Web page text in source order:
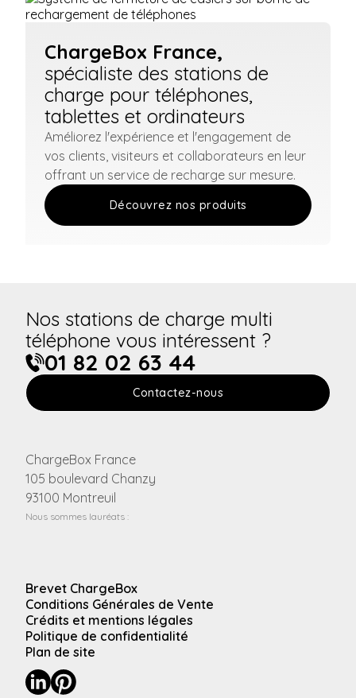
ChargeBox France,
spécialiste des stations de
charge pour téléphones,
tablettes et ordinateurs
Améliorez l'expérience et l'engagement de
vos clients, visiteurs et collaborateurs en leur
offrant un service de recharge sur mesure.
Découvrez nos produits
Nos stations de charge multi
téléphone vous intéressent ?
01 82 02 63 44
Contactez-nous
ChargeBox France
105 boulevard Chanzy
93100 Montreuil
Nous sommes lauréats :
Brevet ChargeBox
Conditions Générales de Vente
Crédits et mentions légales
Politique de confidentialité
Plan de site